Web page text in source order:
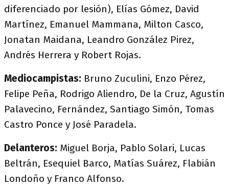
diferenciado por lesión), Elías Gómez, David
Martínez, Emanuel Mammana, Milton Casco,
Jonatan Maidana, Leandro González Pirez,
Andrés Herrera y Robert Rojas.
Mediocampistas: Bruno Zuculini, Enzo Pérez,
Felipe Peña, Rodrigo Aliendro, De la Cruz, Agustín
Palavecino, Fernández, Santiago Simón, Tomas
Castro Ponce y José Paradela.
Delanteros: Miguel Borja, Pablo Solari, Lucas
Beltrán, Esequiel Barco, Matías Suárez, Flabián
Londoño y Franco Alfonso.